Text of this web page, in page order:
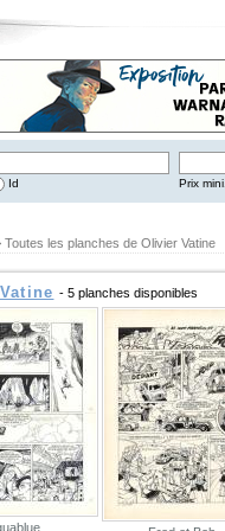
Id Prix mini.
les planches de Olivier Vatine
- 5 planches disponibles